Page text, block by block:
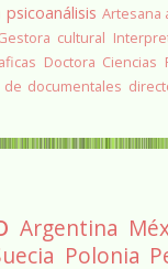
psicoanálisis Artesana
cultural
Doctora Ciencias
documentales
Argentina
Polonia